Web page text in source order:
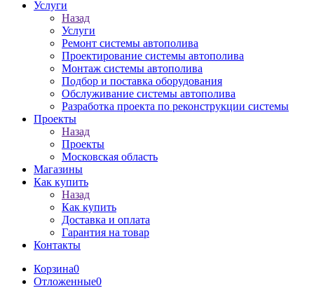
Услуги
Назад
Услуги
Ремонт системы автополива
Проектирование системы автополива
Монтаж системы автополива
Подбор и поставка оборудования
Обслуживание системы автополива
Разработка проекта по реконструкции системы
Проекты
Назад
Проекты
Московская область
Магазины
Как купить
Назад
Как купить
Доставка и оплата
Гарантия на товар
Контакты
Корзина0
Отложенные0